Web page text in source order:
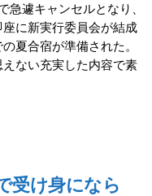
急遽キャンセルとなり、
に新実行委員会が結成
夏合宿が準備された。
ない充実した内容で素
受け身になら